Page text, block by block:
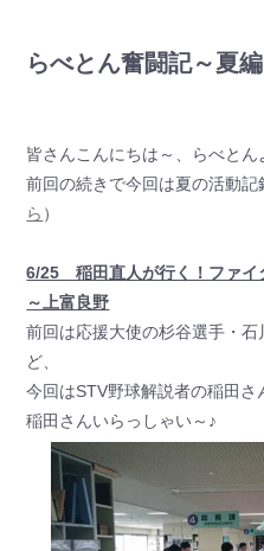
らべとん奮闘記～夏
皆さんこんにちは～、らべとん
前回の続きで今回は夏の活動
ら ）
6/25 稲田直人が行く！ファイ
～上富良野
前回は応援大使の杉谷選手・
ど、
今回はSTV野球解説者の稲田さ
稲田さんいらっしゃい～♪